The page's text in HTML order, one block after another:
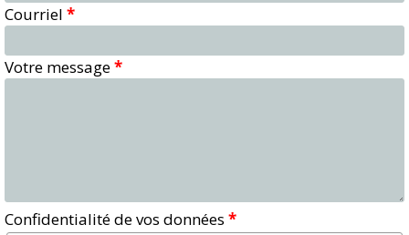
Courriel *
Votre message*
Confidentialité de vos données *